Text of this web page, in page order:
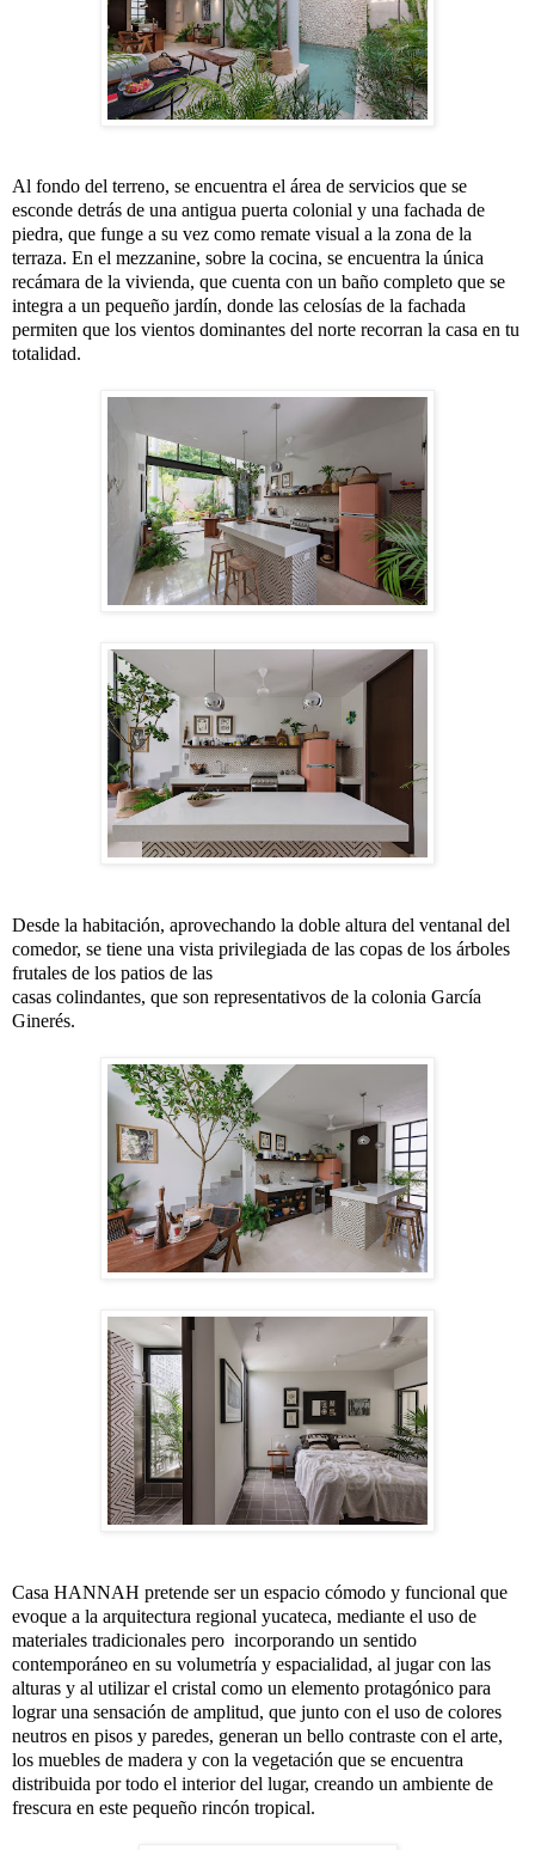
Al fondo del terreno, se encuentra el área de servicios que se
esconde detrás de una antigua puerta colonial y una fachada de
piedra, que funge a su vez como remate visual a la zona de la
terraza. En el mezzanine, sobre la cocina, se encuentra la única
recámara de la vivienda, que cuenta con un baño completo que se
integra a un pequeño jardín, donde las celosías de la fachada
permiten que los vientos dominantes del norte recorran la casa en tu
totalidad.
Desde la habitación, aprovechando la doble altura del ventanal del
comedor, se tiene una vista privilegiada de las copas de los árboles
frutales de los patios de las
casas colindantes, que son representativos de la colonia García
Ginerés.
Casa HANNAH pretende ser un espacio cómodo y funcional que
evoque a la arquitectura regional yucateca, mediante el uso de
materiales tradicionales pero incorporando un sentido
contemporáneo en su volumetría y espacialidad, al jugar con las
alturas y al utilizar el cristal como un elemento protagónico para
lograr una sensación de amplitud, que junto con el uso de colores
neutros en pisos y paredes, generan un bello contraste con el arte,
los muebles de madera y con la vegetación que se encuentra
distribuida por todo el interior del lugar, creando un ambiente de
frescura en este pequeño rincón tropical.